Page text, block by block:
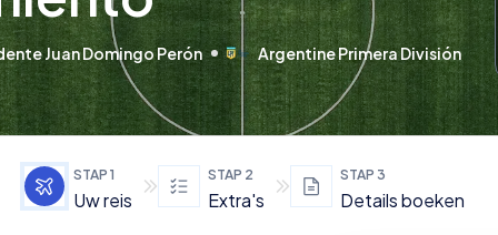
EUR
€
Juan Domingo Perón Argentine Primera División
STAP 1
Uw reis
STAP 2
Extra's
STAP 3
Details boeken
EUR
€